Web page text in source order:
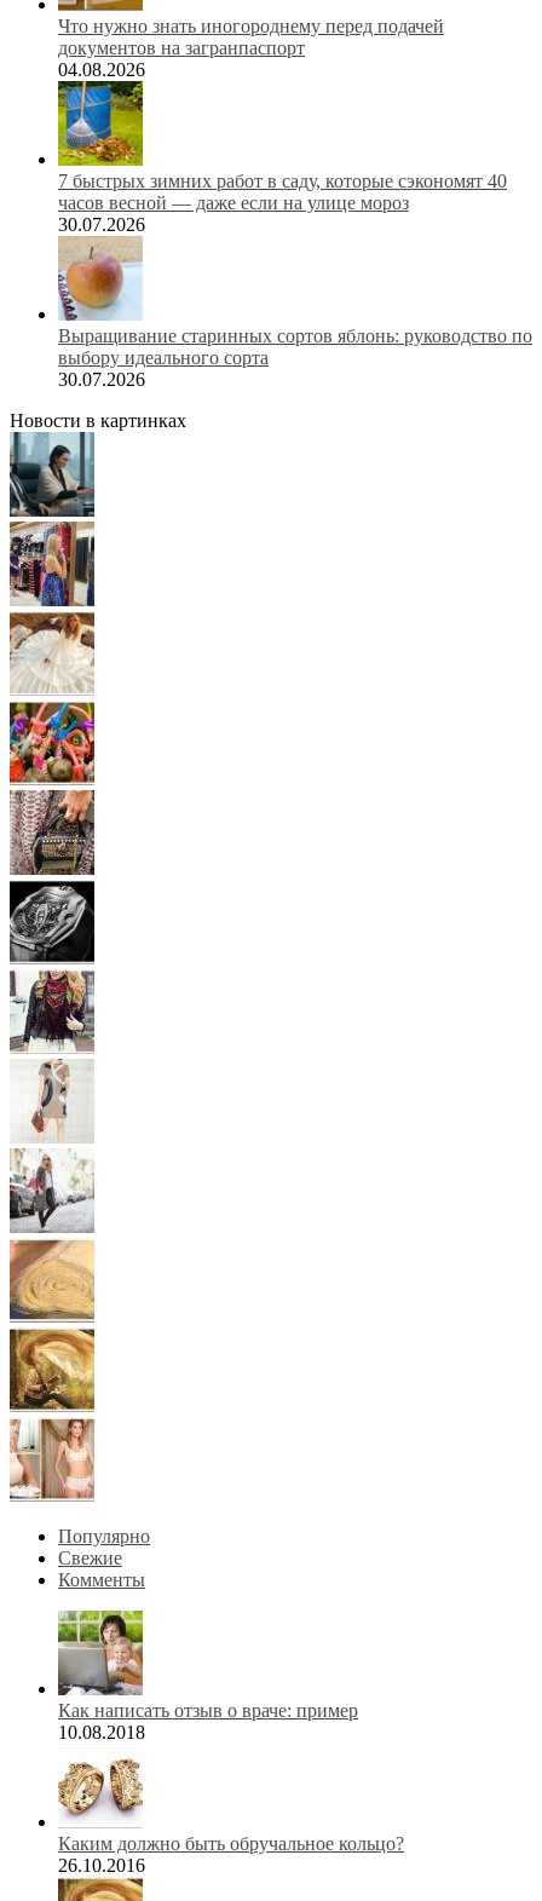
Что нужно знать иногороднему перед подачей
документов на загранпаспорт
04.08.2026
7 быстрых зимних работ в саду, которые сэкономят 40
часов весной — даже если на улице мороз
30.07.2026
Выращивание старинных сортов яблонь: руководство по
выбору идеального сорта
30.07.2026
Новости в картинках
Популярно
Свежие
Комменты
Как написать отзыв о враче: пример
10.08.2018
Каким должно быть обручальное кольцо?
26.10.2016